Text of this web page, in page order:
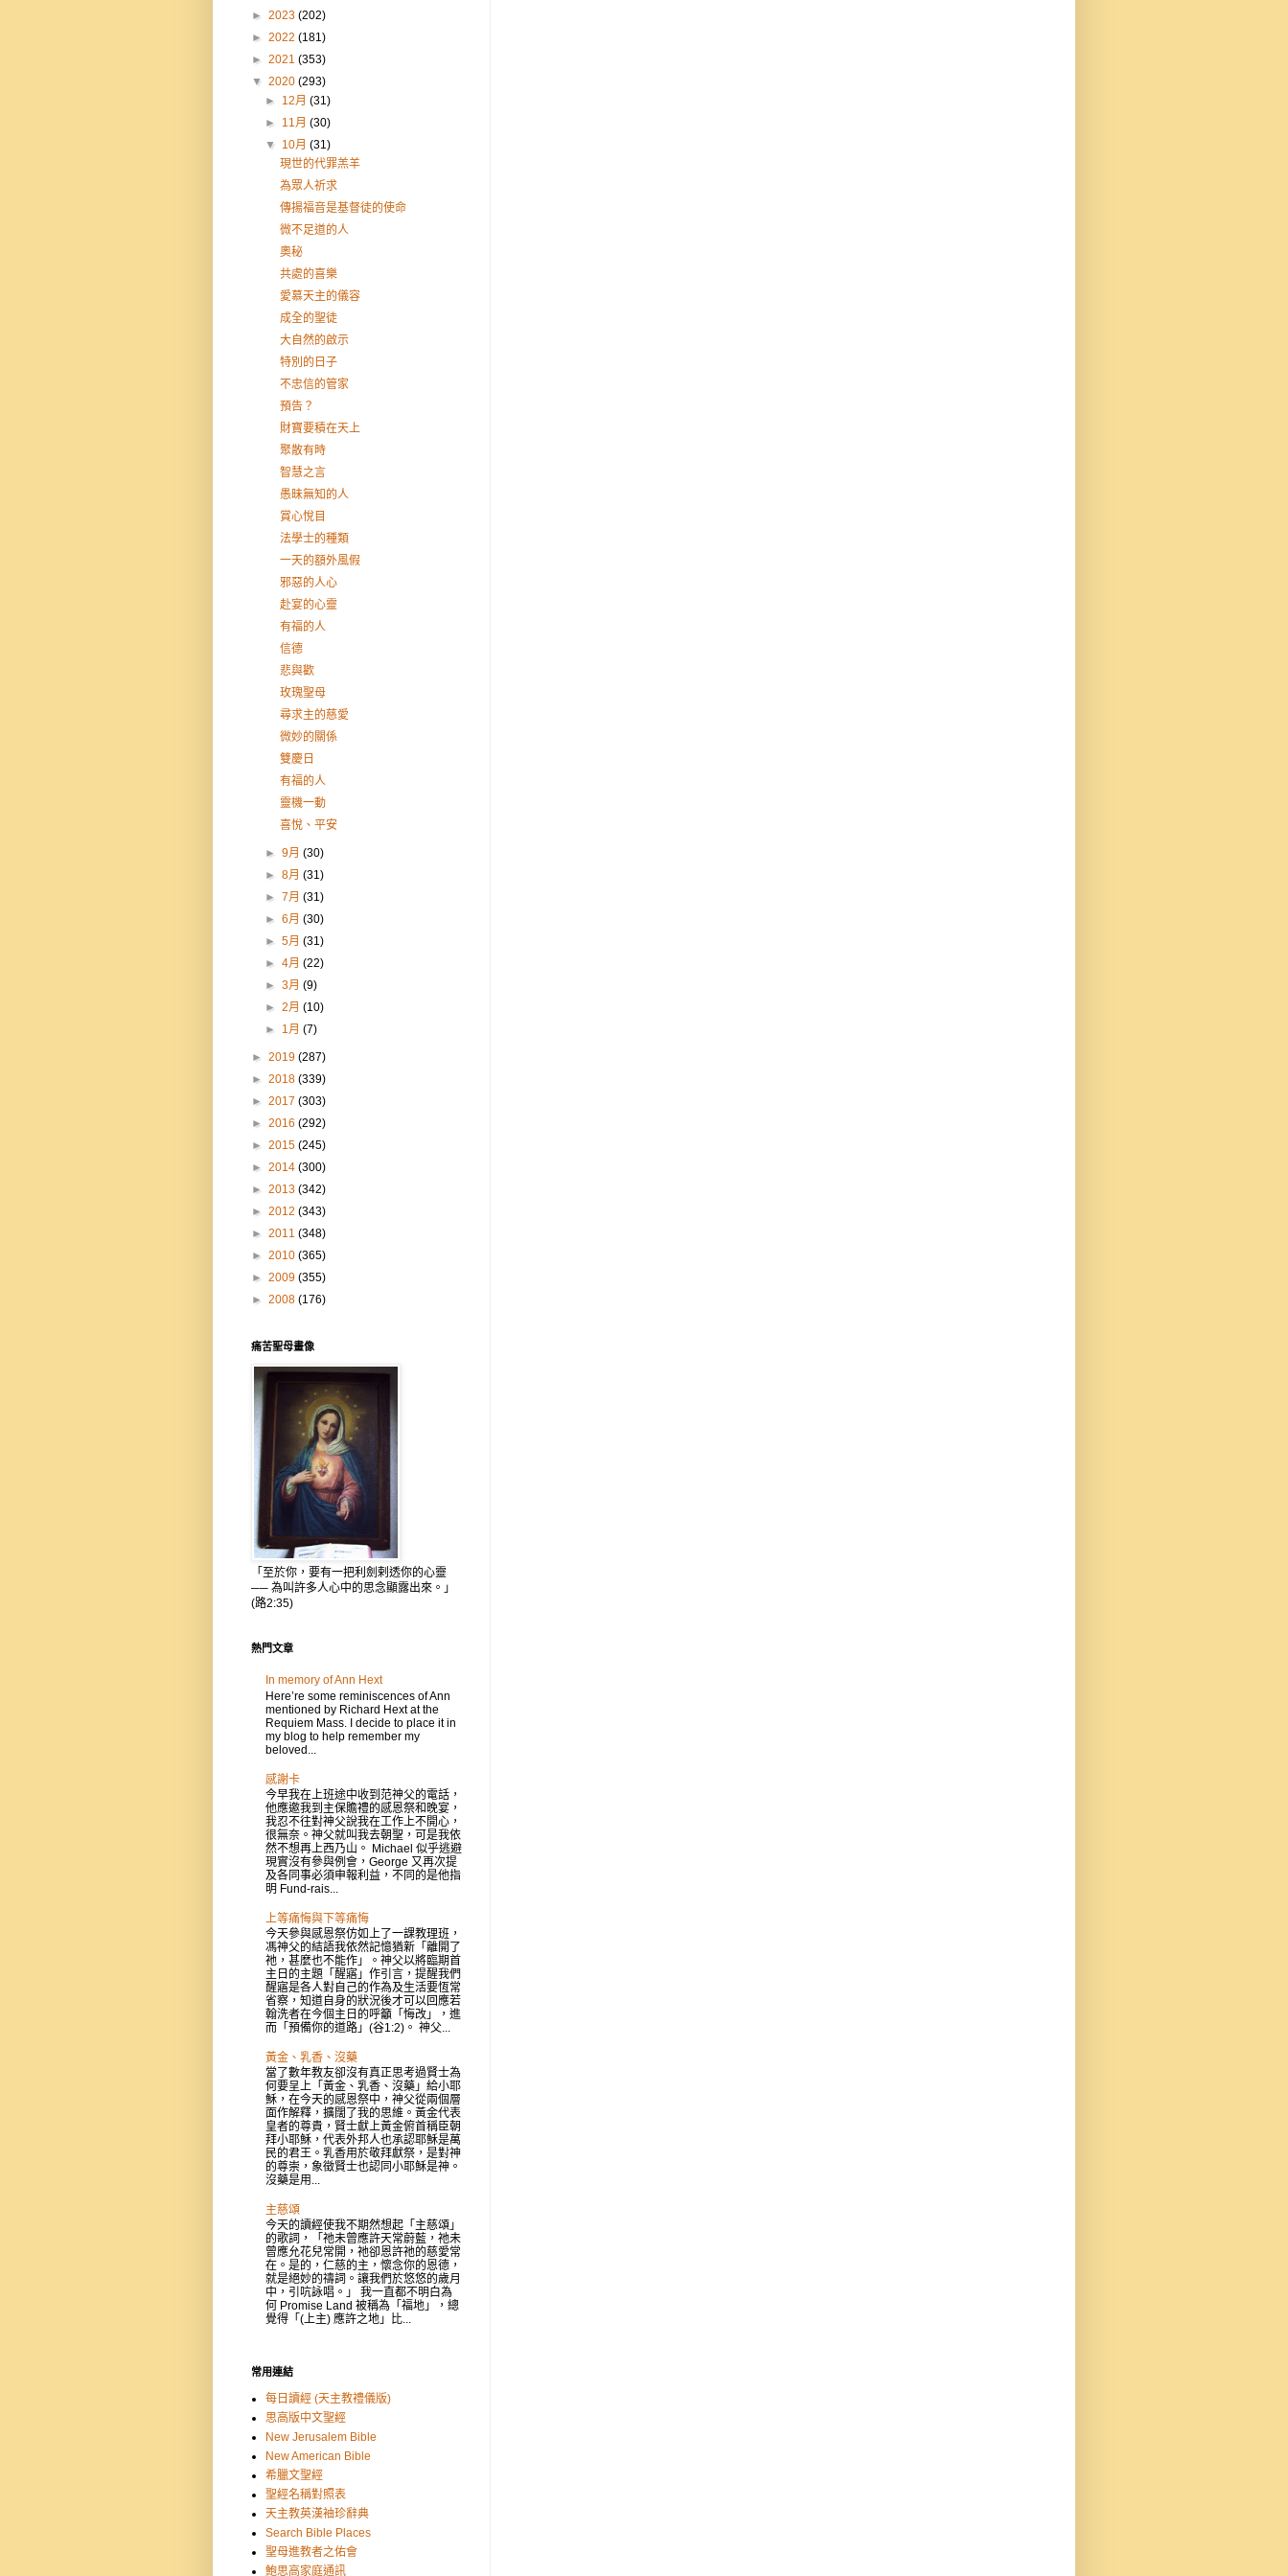
► 2023 (202)
► 2022 (181)
► 2021 (353)
▼ 2020 (293)
► 12月(31)
► 11月(30)
▼ 10月(31)
現世的代罪羔羊
為眾人祈求
傳揚福音是基督徒的使命
微不足道的人
奧秘
共處的喜樂
愛慕天主的儀容
成全的聖徒
大自然的啟示
特別的日子
不忠信的管家
預告？
財寶要積在天上
聚散有時
智慧之言
愚昧無知的人
賞心悅目
法學士的種類
一天的額外風假
邪惡的人心
赴宴的心靈
有福的人
信德
悲與歡
玫瑰聖母
尋求主的慈愛
微妙的關係
雙慶日
有福的人
靈機一動
喜悅、平安
►9月(30)
►8月(31)
►7月(31)
►6月(30)
►5月(31)
►4月(22)
►3月(9)
►2月(10)
► 1月(7)
► 2019 (287)
► 2018 (339)
► 2017 (303)
► 2016 (292)
► 2015 (245)
► 2014 (300)
► 2013 (342)
► 2012 (343)
► 2011 (348)
► 2010 (365)
► 2009 (355)
► 2008 (176)
痛苦聖母畫像
「至於你，要有一把利劍剌透你的心靈
── 為叫許多人心中的思念顯露出來。」
(路2:35)
熱門文章
In memory of Ann Hext
Here’re some reminiscences of Ann
mentioned by Richard Hext at the
Requiem Mass. I decide to place it in
my blog to help remember my
beloved...
感謝卡
今早我在上班途中收到范神父的電話，
他應邀我到主保贍禮的感恩祭和晚宴，
我忍不往對神父說我在工作上不開心，
很無奈。神父就叫我去朝聖，可是我依
然不想再上西乃山。 Michael 似乎逃避
現實沒有參與例會，George 又再次提
及各同事必須申報利益，不同的是他指
明 Fund-rais...
上等痛悔與下等痛悔
今天參與感恩祭仿如上了一課教理班，
馮神父的結語我依然記憶猶新「離開了
祂，甚麼也不能作」。神父以將臨期首
主日的主題「醒寤」作引言，提醒我們
醒寤是各人對自己的作為及生活要恆常
省察，知道自身的狀況後才可以回應若
翰洗者在今個主日的呼籲「悔改」，進
而「預備你的道路」(谷1:2)。 神父...
黃金、乳香、沒藥
當了數年教友卻沒有真正思考過賢士為
何要呈上「黃金、乳香、沒藥」給小耶
穌，在今天的感恩祭中，神父從兩個層
面作解釋，擴闊了我的思維。黃金代表
皇者的尊貴，賢士獻上黃金俯首稱臣朝
拜小耶穌，代表外邦人也承認耶穌是萬
民的君王。乳香用於敬拜獻祭，是對神
的尊崇，象徵賢士也認同小耶穌是神。
沒藥是用...
主慈頌
今天的讀經使我不期然想起「主慈頌」
的歌詞，「祂未曾應許天常蔚藍，祂未
曾應允花兒常開，祂卻恩許祂的慈愛常
在。是的，仁慈的主，懷念你的恩德，
就是絕妙的禱詞。讓我們於悠悠的歲月
中，引吭詠唱。」 我一直都不明白為
何 Promise Land 被稱為「福地」，總
覺得「(上主) 應許之地」比...
常用連結
每日讀經 (天主教禮儀版)
思高版中文聖經
New Jerusalem Bible
New American Bible
希臘文聖經
聖經名稱對照表
天主教英漢袖珍辭典
Search Bible Places
聖母進教者之佑會
鮑思高家庭通訊